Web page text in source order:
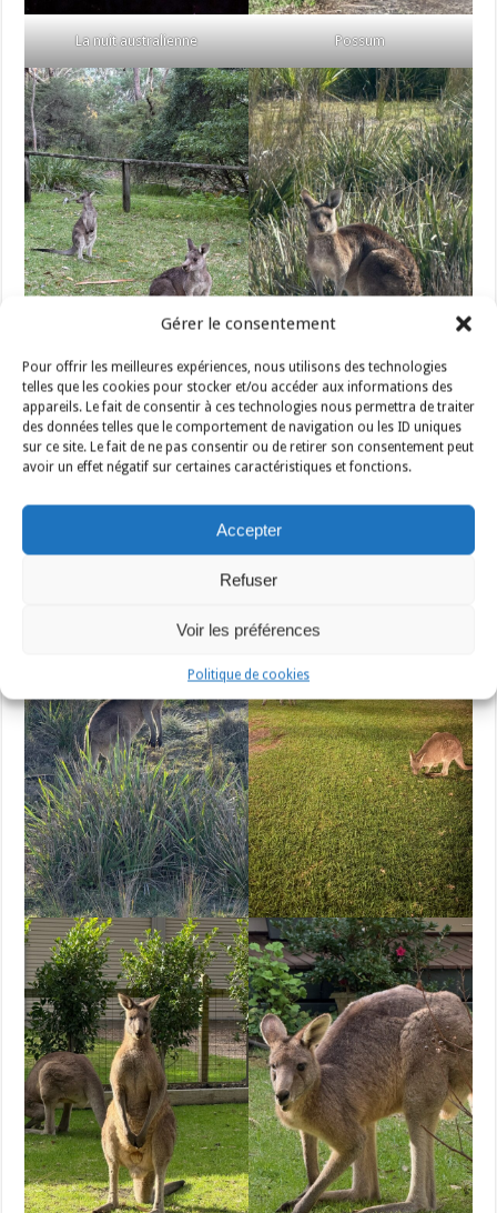
Gérer le consentement
Pour offrir les meilleures expériences, nous utilisons des technologies
telles que les cookies pour stocker et/ou accéder aux informations des
appareils. Le fait de consentir à ces technologies nous permettra de traiter
des données telles que le comportement de navigation ou les ID uniques
sur ce site. Le fait de ne pas consentir ou de retirer son consentement peut
avoir un effet négatif sur certaines caractéristiques et fonctions.
Accepter
Refuser
Voir les préférences
Politique de cookies
La nuit australienne Possum